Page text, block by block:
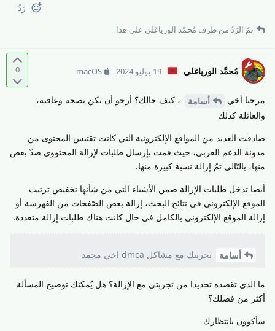
رَدّ
تمّ الرّدّ من طرف مُحمَّد الورياغلي على هذا
0 مُحمَّد الورياغلي 19 يوليو 2024 macOS
مرحبا أخي أسامة
، كيف حالك؟ أرجو أن تكن بصحة وعافية،
والعائلة كذلك
صادفت العديد من المواقع الإلكترونية التي كانت تقتبس المحتوى من
مدونة الدعم العربي، حيث قمت بإرسال طلبات لإزالة المحتووى ضدّ بعض
منها، بالتّالي تمّ إزالة نسبة كبيرة منها.
أيضا تدخل طلبات الإزالة ضمن الأشياء التي من شأنها تخفيض ترتيب
الموقع الإلكتروني في نتائج البحث، إزالة بعض الصّفحات من الفهرسة أو
إزالة الموقع الإلكتروني بالكامل في حال كانت هناك طلبات إزالة متعددة.
أسامة تجربتك مع مشاكل dmca اخي محمد
ما الدي تقصده تحديدا من تجربتي مع الإزالة؟ هل يُمكنك توضيح المسألة
أكثر من فضلك؟
سأكوون بانتظارك